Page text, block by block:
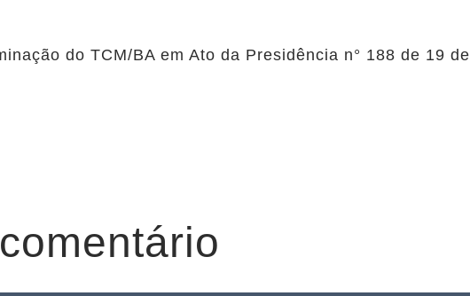
do TCM/BA em Ato da Presidência n° 188 de 19